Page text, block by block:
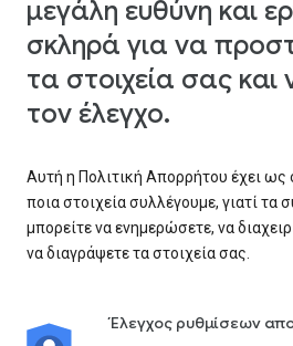
μεγάλη ευθύνη και
σκληρά για να
τα στοιχεία σας και
τον έλεγχο.
Αυτή η Πολιτική Απορρήτου έχει ως
ποια στοιχεία συλλέγουμε, γιατί τα
μπορείτε να ενημερώσετε, να
να διαγράψετε τα στοιχεία σας.
Έλεγχος ρυθμίσεων